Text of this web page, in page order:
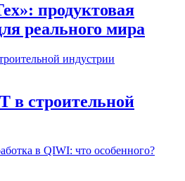
продуктовая
реального мира
в строительной